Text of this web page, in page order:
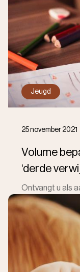
25 november 2021
Volume
‘derde
Jeugd